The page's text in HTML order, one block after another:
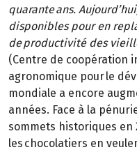
quarante ans.
disponibles pour en
de productivité des
(Centre de coopération
agronomique pour le
mondiale a encore
années. Face à la
sommets historiques en
les chocolatiers en